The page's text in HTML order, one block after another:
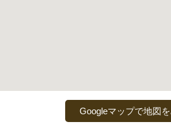
Googleマップで地図